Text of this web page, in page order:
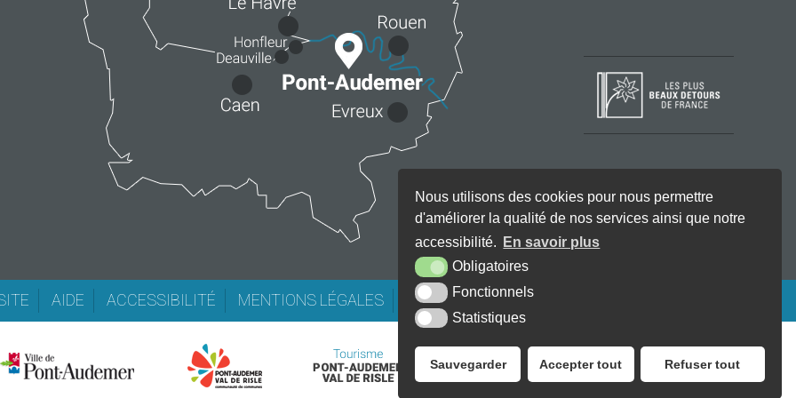
Nous utilisons des cookies pour nous permettre
d'améliorer la qualité de nos services ainsi que notre
accessibilité.
En savoir plus
Obligatoires
Fonctionnels
Statistiques
Sauvegarder Accepter tout Refuser tout
AIDE ACCESSIBILITÉ MENTIONS LÉGALES KREA3